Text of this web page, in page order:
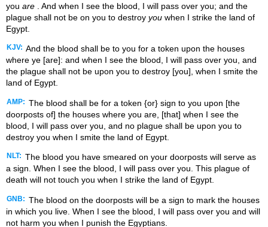
you are . And when I see the blood, I will pass over you; and the
plague shall not be on you to destroy you when I strike the land of
Egypt.
KJV: And the blood shall be to you for a token upon the houses
where ye [are]: and when I see the blood, I will pass over you, and
the plague shall not be upon you to destroy [you], when I smite the
land of Egypt.
AMP: The blood shall be for a token {or} sign to you upon [the
doorposts of] the houses where you are, [that] when I see the
blood, I will pass over you, and no plague shall be upon you to
destroy you when I smite the land of Egypt.
NLT: The blood you have smeared on your doorposts will serve as
a sign. When I see the blood, I will pass over you. This plague of
death will not touch you when I strike the land of Egypt.
GNB: The blood on the doorposts will be a sign to mark the houses
in which you live. When I see the blood, I will pass over you and will
not harm you when I punish the Egyptians.